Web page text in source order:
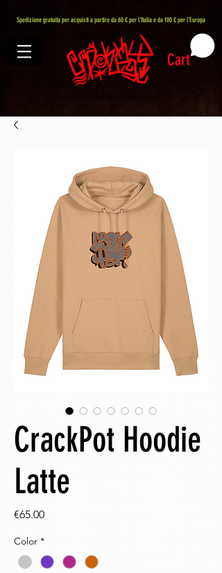
Spedizione gratuita per acquisti a partire da 60 € per l'Italia e da 100 € per l'Europa
Cart
CrackPot Hoodie
Latte
€65.00Price
Color *